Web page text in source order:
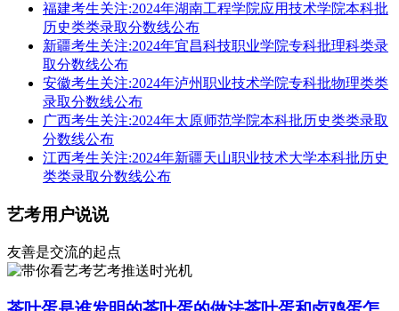
福建考生关注:2024年湖南工程学院应用技术学院本科批
历史类类录取分数线公布
新疆考生关注:2024年宜昌科技职业学院专科批理科类录
取分数线公布
安徽考生关注:2024年泸州职业技术学院专科批物理类类
录取分数线公布
广西考生关注:2024年太原师范学院本科批历史类类录取
分数线公布
江西考生关注:2024年新疆天山职业技术大学本科批历史
类类录取分数线公布
艺考用户说说
友善是交流的起点
艺考推送时光机